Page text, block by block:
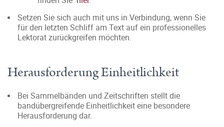
Setzen Sie sich auch mit uns in Verbindung, wenn Sie
für den letzten Schliff am Text auf ein professionelles
Lektorat zurückgreifen möchten.
Herausforderung Einheitlichkeit
Bei Sammelbänden und Zeitschriften stellt die
bandübergreifende Einheitlichkeit eine besondere
Herausforderung dar.